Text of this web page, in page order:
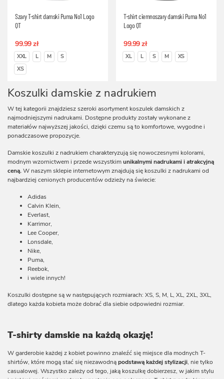
Szary T-shirt damski Puma No1 Logo
QT
99.99 zł
XXL L M
S
XS
T-shirt ciemnoszary damski Puma No1
Logo QT
99.99 zł
XL L S M XS
Koszulki damskie z nadrukiem
W tej kategorii znajdziesz szeroki asortyment koszulek damskich z
najmodniejszymi nadrukami. Dostępne produkty zostały wykonane z
materiałów najwyższej jakości, dzięki czemu są to komfortowe, wygodne i
ponadczasowe propozycje.
Damskie koszulki z nadrukiem charakteryzują się nowoczesnymi kolorami,
modnym wzornictwem i przede wszystkimunikalnymi nadrukami i atrakcyjną
ceną.W naszym sklepie internetowym znajdują się koszulki z nadrukami od
najbardziej cenionych producentów odzieży na świecie:
Adidas
Calvin Klein,
Everlast,
Karrimor,
Lee Cooper,
Lonsdale,
Nike,
Puma,
Reebok,
i wiele innych!
Koszulki dostępne są w następujących rozmiarach: XS, S, M, L, XL, 2XL, 3XL,
dlatego każda kobieta może dobrać dla siebie odpowiedni rozmiar.
T-shirty damskie na każdą okazję!
W garderobie każdej z kobiet powinno znaleźć się miejsce dla modnych T-
shirtów, które mogą stać się niezawodnąpodstawą każdej stylizacji, nie tylko
casualowej. Wszystko zależy od tego, jaką koszulkę dobierzesz, w jakim stylu